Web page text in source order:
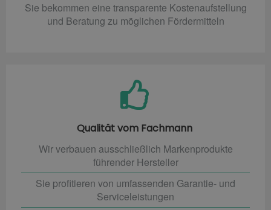
Sie bekommen eine transparente Kostenaufstellung
und Beratung zu möglichen Fördermitteln
Qualität vom Fachmann
Wir verbauen ausschließlich Markenprodukte
führender Hersteller
Sie profitieren von umfassenden Garantie- und
Serviceleistungen